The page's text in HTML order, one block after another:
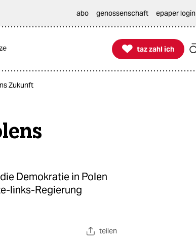
abo genossenschaft epaper login

taz zahl ich
taz zahl ich
Zukunft
Demokratie in Polen
links-Regierung
teilen